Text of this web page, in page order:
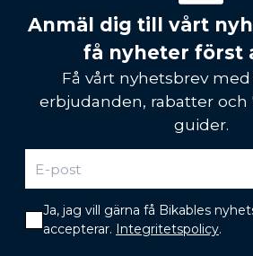
Anmäl dig till vårt
få nyheter först
Få vårt nyhetsbrev
erbjudanden, rabatter och
guider.
Ja, jag vill gärna få Bikables
accepterar. Integritetspolicy.